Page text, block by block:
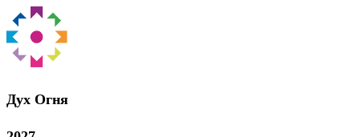
Дух Oгня